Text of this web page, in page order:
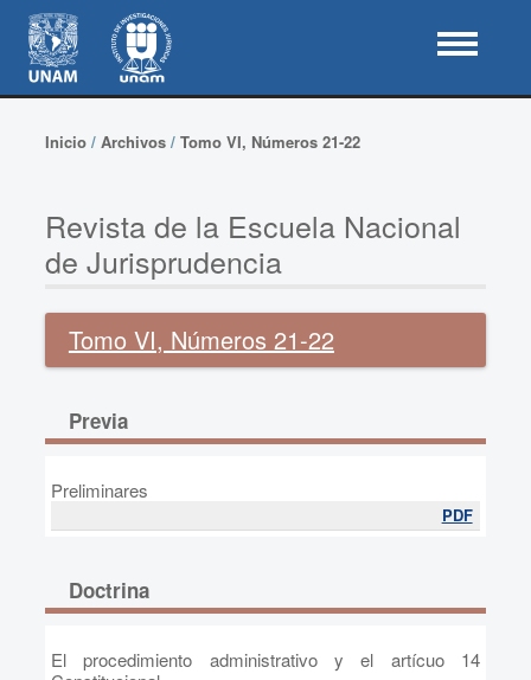
Inicio/ Archivos/ Tomo VI, Números 21-22
Revista de la Escuela Nacional
de Jurisprudencia
Tomo VI, Números 21-22
Previa
Preliminares
PDF
Doctrina
El procedimiento administrativo y el artícuo 14